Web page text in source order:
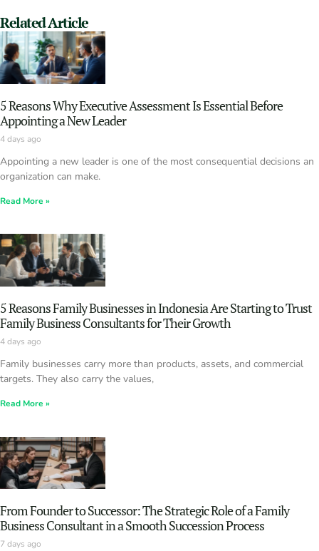
Related Article
5 Reasons Why Executive Assessment Is Essential Before
Appointing a New Leader
4 days ago
Appointing a new leader is one of the most consequential decisions an
organization can make.
Read More »
5 Reasons Family Businesses in Indonesia Are Starting to Trust
Family Business Consultants for Their Growth
4 days ago
Family businesses carry more than products, assets, and commercial
targets. They also carry the values,
Read More »
From Founder to Successor: The Strategic Role of a Family
Business Consultant in a Smooth Succession Process
7 days ago